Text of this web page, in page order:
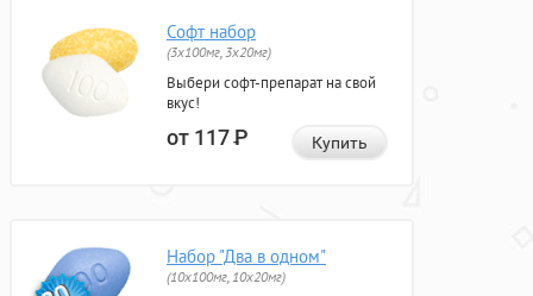
Софт набор
(3x100мг, 3x20мг)
Выбери софт-препарат на свой
вкус!
от 117Р Купить
Набор "Два в одном"
(10x100мг, 10x20мг)